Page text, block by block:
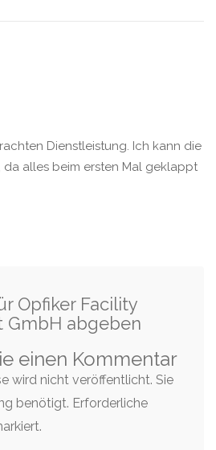
Dienstleistung. Ich kann die
da alles beim ersten Mal geklappt
Opfiker Facility
GmbH abgeben
einen Kommentar
wird nicht veröffentlicht. Sie
benötigt. Erforderliche